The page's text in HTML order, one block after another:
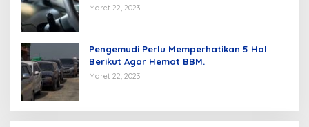
Maret 22, 2023
Pengemudi Perlu Memperhatikan 5 Hal
Berikut Agar Hemat BBM.
Maret 22, 2023